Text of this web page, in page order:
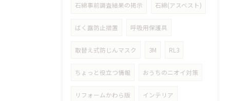
石綿事前調査結果の掲示 石綿(アスベスト)
ばく露防止措置 呼吸用保護具
取替え式防じんマスク 3M RL3
ちょっと役立つ情報 おうちのニオイ対策
リフォームかわら版 インテリア